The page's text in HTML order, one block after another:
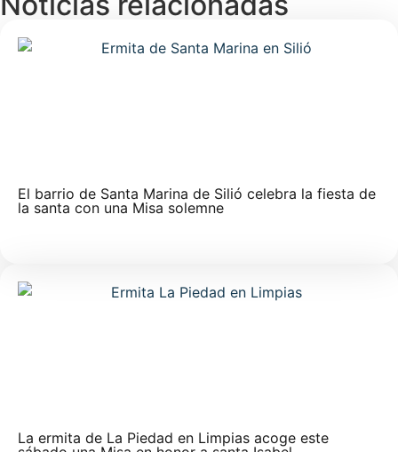
El barrio de Santa Marina de Silió celebra la fiesta de
la santa con una Misa solemne
La ermita de La Piedad en Limpias acoge este